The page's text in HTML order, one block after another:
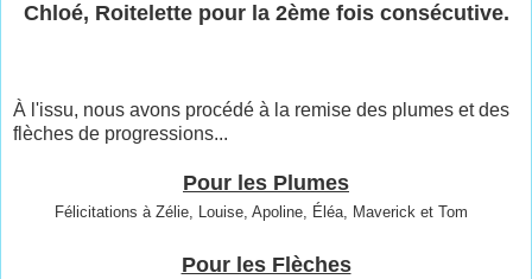
Chloé, Roitelette pour la 2ème fois consécutive.
À l'issu, nous avons procédé à la remise des plumes et des
flèches de progressions...
Pour les Plumes
Félicitations à Zélie, Louise, Apoline, Éléa, Maverick et Tom
Pour les Flèches